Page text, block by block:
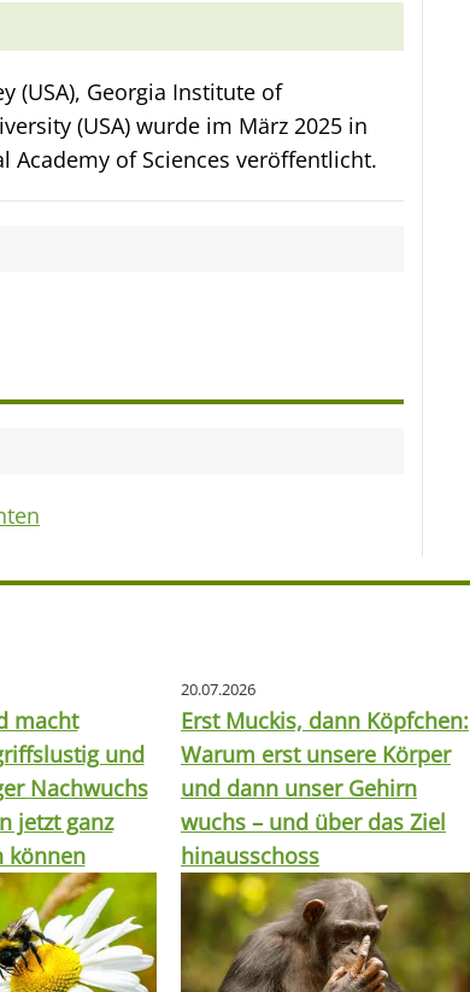
(USA), Georgia Institute of
(USA) wurde im März 2025 in
Academy of Sciences veröffentlicht.
macht
und
Nachwuchs
jetzt ganz
können
20.07.2026
Erst Muckis, dann Köpfchen:
Warum erst unsere Körper
und dann unser Gehirn
wuchs – und über das Ziel
hinausschoss